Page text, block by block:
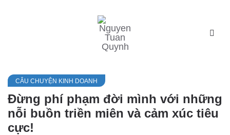
CÂU CHUYỆN KINH DOANH
Đừng phí phạm đời mình với những
nỗi buồn triền miên và cảm xúc tiêu
cực!